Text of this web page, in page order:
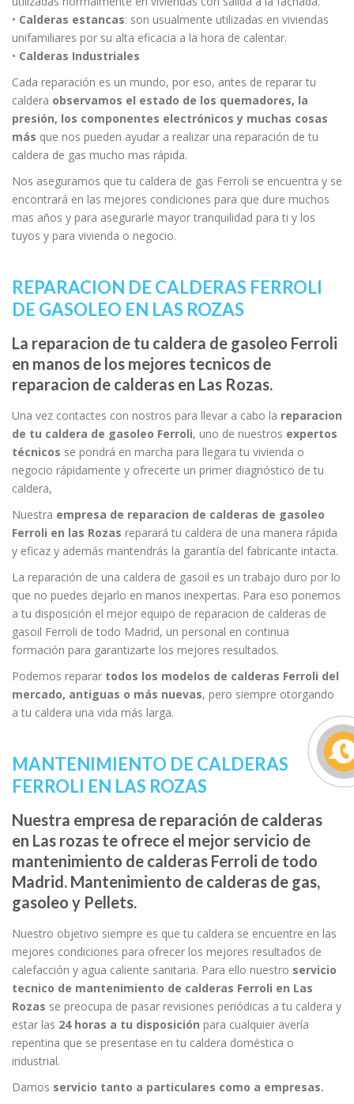
• Calderas estancas: son usualmente utilizadas en viviendas
unifamiliares por su alta eficacia a la hora de calentar.
• Calderas Industriales
Cada reparación es un mundo, por eso, antes de reparar tu
caldera observamos el estado de los quemadores, la
presión, los componentes electrónicos y muchas cosas
más que nos pueden ayudar a realizar una reparación de tu
caldera de gas mucho mas rápida.
Nos aseguramos que tu caldera de gas Ferroli se encuentra y se
encontrará en las mejores condiciones para que dure muchos
mas años y para asegurarle mayor tranquilidad para ti y los
tuyos y para vivienda o negocio.
REPARACION DE CALDERAS FERROLI
DE GASOLEO EN LAS ROZAS
La reparacion de tu caldera de gasoleo Ferroli
en manos de los mejores tecnicos de
reparacion de calderas en Las Rozas.
Una vez contactes con nostros para llevar a cabo la reparacion
de tu caldera de gasoleo Ferroli, uno de nuestros expertos
técnicos se pondrá en marcha para llegara tu vivienda o
negocio rápidamente y ofrecerte un primer diagnóstico de tu
caldera,
Nuestra empresa de reparacion de calderas de gasoleo
Ferroli en las Rozas reparará tu caldera de una manera rápida
y eficaz y además mantendrás la garantía del fabricante intacta.
La reparación de una caldera de gasoil es un trabajo duro por lo
que no puedes dejarlo en manos inexpertas. Para eso ponemos
a tu disposición el mejor equipo de reparacion de calderas de
gasoil Ferroli de todo Madrid, un personal en continua
formación para garantizarte los mejores resultados.
Podemos reparar todos los modelos de calderas Ferroli del
mercado, antiguas o más nuevas, pero siempre otorgando
a tu caldera una vida más larga.
MANTENIMIENTO DE CALDERAS
FERROLI EN LAS ROZAS
Nuestra empresa de reparación de calderas
en Las rozas te ofrece el mejor servicio de
mantenimiento de calderas Ferroli de todo
Madrid. Mantenimiento de calderas de gas,
gasoleo y Pellets.
Nuestro objetivo siempre es que tu caldera se encuentre en las
mejores condiciones para ofrecer los mejores resultados de
calefacción y agua caliente sanitaria. Para ello nuestro servicio
tecnico de mantenimiento de calderas Ferroli en Las
Rozas se preocupa de pasar revisiones periódicas a tu caldera y
estar las 24 horas a tu disposición para cualquier avería
repentina que se presentase en tu caldera doméstica o
industrial.
Damos servicio tanto a particulares como a empresas.